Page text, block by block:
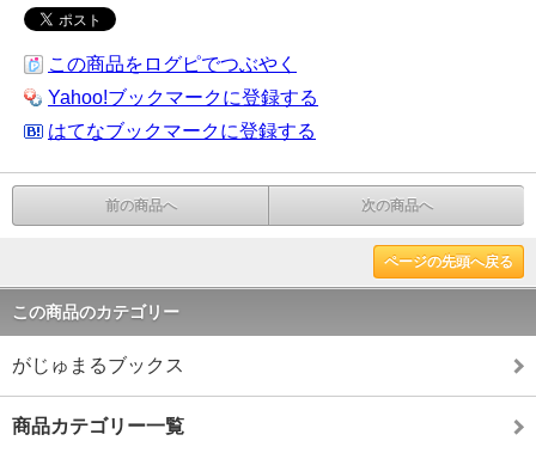
この商品をログピでつぶやく
Yahoo!ブックマークに登録する
はてなブックマークに登録する
前の商品へ 次の商品へ
ページの先頭へ戻る
この商品のカテゴリー
がじゅまるブックス
商品カテゴリー一覧